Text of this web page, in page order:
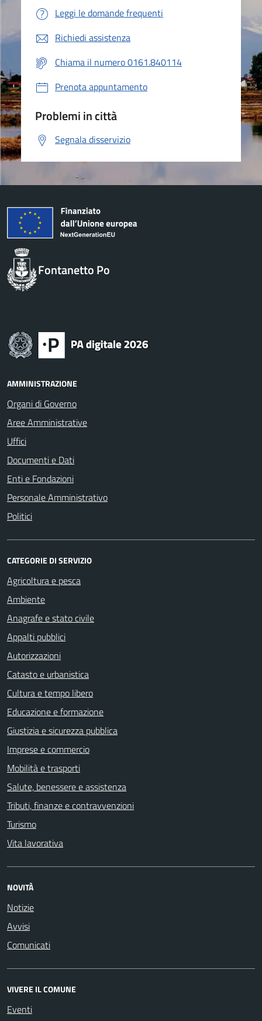
Leggi le domande frequenti
Richiedi assistenza
Chiama il numero 0161.840114
Prenota appuntamento
Problemi in città
Segnala disservizio
Fontanetto Po
AMMINISTRAZIONE
Organi di Governo
Aree Amministrative
Uffici
Documenti e Dati
Enti e Fondazioni
Personale Amministrativo
Politici
CATEGORIE DI SERVIZIO
Agricoltura e pesca
Ambiente
Anagrafe e stato civile
Appalti pubblici
Autorizzazioni
Catasto e urbanistica
Cultura e tempo libero
Educazione e formazione
Giustizia e sicurezza pubblica
Imprese e commercio
Mobilità e trasporti
Salute, benessere e assistenza
Tributi, finanze e contravvenzioni
Turismo
Vita lavorativa
NOVITÀ
Notizie
Avvisi
Comunicati
VIVERE IL COMUNE
Eventi